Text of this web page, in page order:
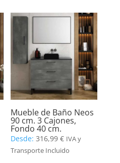
Mueble de Baño Neos
90 cm. 3 Cajones,
Fondo 40 cm.
Desde:316,99€ IVA y
Transporte Incluido